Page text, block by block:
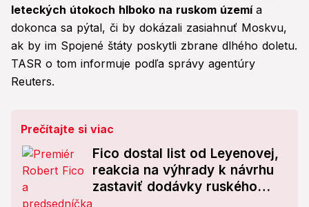
leteckých útokoch hlboko na ruskom území a
dokonca sa pýtal, či by dokázali zasiahnuť Moskvu,
ak by im Spojené štáty poskytli zbrane dlhého doletu.
TASR o tom informuje podľa správy agentúry
Reuters.
Prečítajte si viac
Fico dostal list od Leyenovej,
reakcia na výhrady k návrhu
zastaviť dodávky ruského